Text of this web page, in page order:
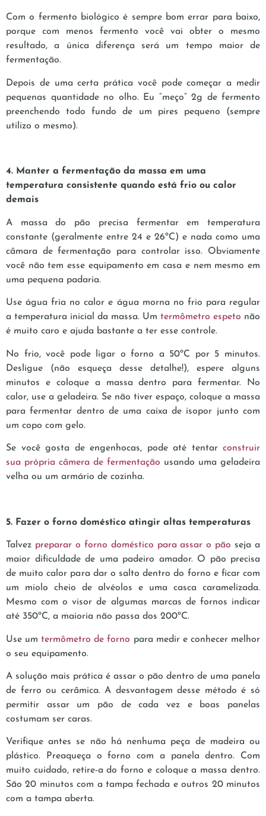
Com o fermento biológico é sempre bom errar para baixo,
porque com menos fermento você vai obter o mesmo
resultado, a única diferença será um tempo maior de
fermentação.
Depois de uma certa prática você pode começar a medir
pequenas quantidade no olho. Eu “meço” 2g de fermento
preenchendo todo fundo de um pires pequeno (sempre
utilizo o mesmo).
4. Manter a fermentação da massa em uma
temperatura consistente quando está frio ou calor
demais
A massa do pão precisa fermentar em temperatura
constante (geralmente entre 24 e 26ºC) e nada como uma
câmara de fermentação para controlar isso. Obviamente
você não tem esse equipamento em casa e nem mesmo em
uma pequena padaria.
Use água fria no calor e água morna no frio para regular
a temperatura inicial da massa. Um termômetro espeto não
é muito caro e ajuda bastante a ter esse controle.
No frio, você pode ligar o forno a 50ºC por 5 minutos.
Desligue (não esqueça desse detalhe!), espere alguns
minutos e coloque a massa dentro para fermentar. No
calor, use a geladeira. Se não tiver espaço, coloque a massa
para fermentar dentro de uma caixa de isopor junto com
um copo com gelo.
Se você gosta de engenhocas, pode até tentar construir
sua própria câmera de fermentação usando uma geladeira
velha ou um armário de cozinha.
5. Fazer o forno doméstico atingir altas temperaturas
Talvez preparar o forno doméstico para assar o pão seja a
maior dificuldade de uma padeiro amador. O pão precisa
de muito calor para dar o salto dentro do forno e ficar com
um miolo cheio de alvéolos e uma casca caramelizada.
Mesmo com o visor de algumas marcas de fornos indicar
até 350ºC, a maioria não passa dos 200ºC.
Use umtermômetro de forno para medir e conhecer melhor
o seu equipamento.
A solução mais prática é assar o pão dentro de uma panela
de ferro ou cerâmica. A desvantagem desse método é só
permitir assar um pão de cada vez e boas panelas
costumam ser caras.
Verifique antes se não há nenhuma peça de madeira ou
plástico. Preaqueça o forno com a panela dentro. Com
muito cuidado, retire-a do forno e coloque a massa dentro.
São 20 minutos com a tampa fechada e outros 20 minutos
com a tampa aberta.